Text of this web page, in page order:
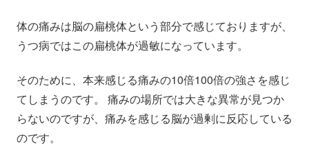
体の痛みは脳の扁桃体という部分で感じておりますが、
うつ病ではこの扁桃体が過敏になっています。
そのために、本来感じる痛みの10倍100倍の強さを感じ
てしまうのです。 痛みの場所では大きな異常が見つか
らないのですが、痛みを感じる脳が過剰に反応している
のです。